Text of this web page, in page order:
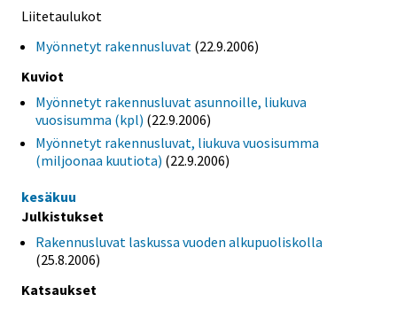
Liitetaulukot
Myönnetyt rakennusluvat (22.9.2006)
Kuviot
Myönnetyt rakennusluvat asunnoille, liukuva
vuosisumma (kpl) (22.9.2006)
Myönnetyt rakennusluvat, liukuva vuosisumma
(miljoonaa kuutiota) (22.9.2006)
kesäkuu
Julkistukset
Rakennusluvat laskussa vuoden alkupuoliskolla
(25.8.2006)
Katsaukset